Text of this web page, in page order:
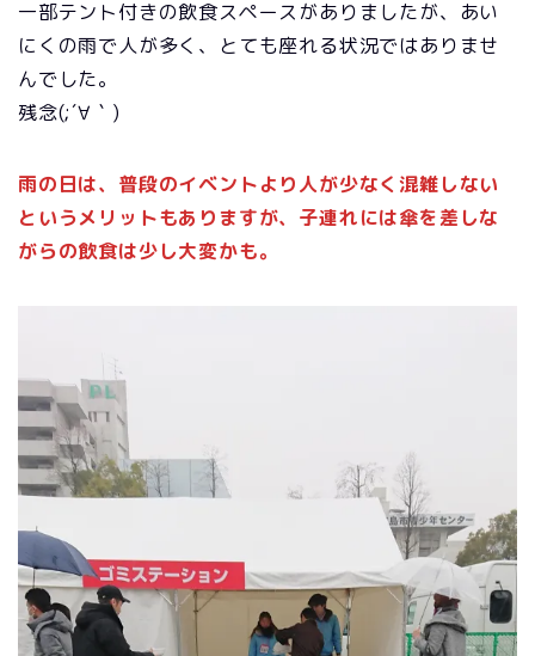
一部テント付きの飲食スペースがありましたが、あい
にくの雨で人が多く、とても座れる状況ではありませ
んでした。
残念(;´∀｀)
雨の日は、普段のイベントより人が少なく混雑しない
というメリットもありますが、子連れには傘を差しな
がらの飲食は少し大変かも。